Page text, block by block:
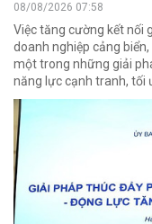
08/08/2026 07:58
Việc tăng cường kết nối
doanh nghiệp cảng
một trong những giải
năng lực cạnh tranh, tối